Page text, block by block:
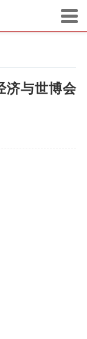
济与世博会